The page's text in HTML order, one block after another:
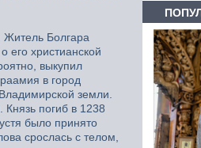
Житель Болгара
его христианской
выкупил
в город
земли.
погиб в 1238
было принято
срослась с телом,